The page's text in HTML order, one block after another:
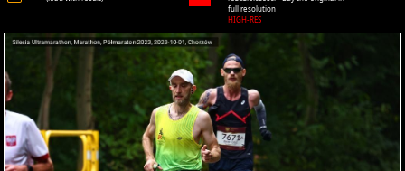
full resolution
HIGH-RES